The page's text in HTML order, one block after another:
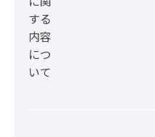
する
内容
につ
いて